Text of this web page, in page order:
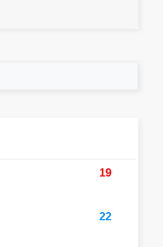
19
22